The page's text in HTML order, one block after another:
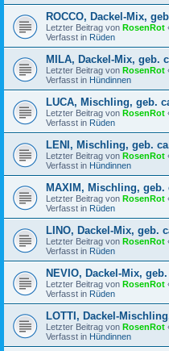
ROCCO, Dackel-Mix,
Letzter Beitrag von RosenRot
Verfasst in Rüden
MILA, Dackel-Mix, geb.
Letzter Beitrag von RosenRot
Verfasst in Hündinnen
LUCA, Mischling, geb.
Letzter Beitrag von RosenRot
Verfasst in Rüden
LENI, Mischling, geb.
Letzter Beitrag von RosenRot
Verfasst in Hündinnen
MAXIM, Mischling, geb.
Letzter Beitrag von RosenRot
Verfasst in Rüden
LINO, Dackel-Mix, geb.
Letzter Beitrag von RosenRot
Verfasst in Rüden
NEVIO, Dackel-Mix,
Letzter Beitrag von RosenRot
Verfasst in Rüden
LOTTI, Dackel-
Letzter Beitrag von RosenRot
Verfasst in Hündinnen